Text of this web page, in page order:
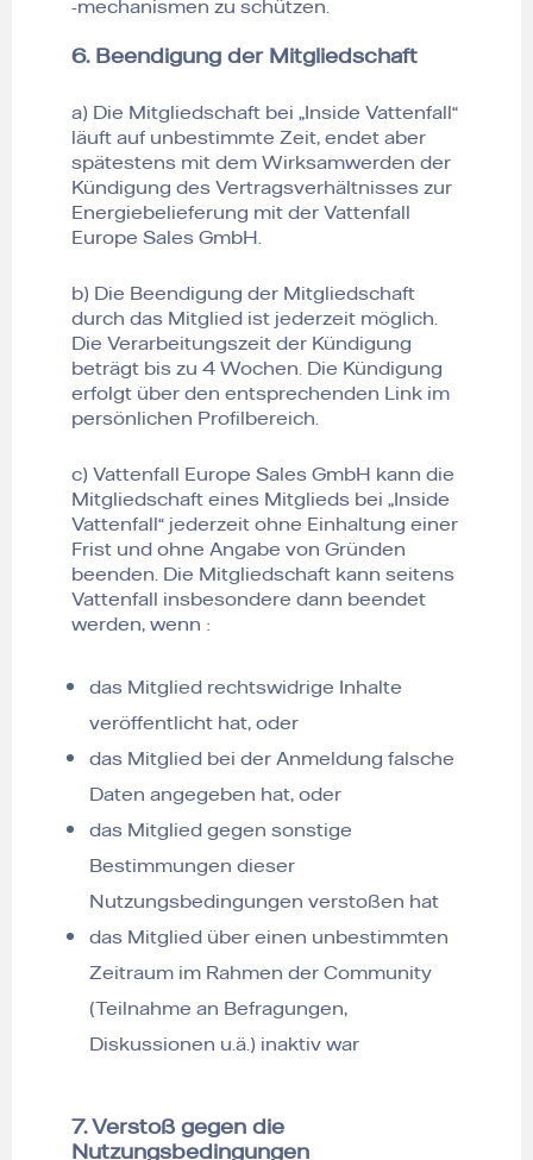
-mechanismen zu schützen.
6. Beendigung der Mitgliedschaft
a) Die Mitgliedschaft bei „Inside Vattenfall“
läuft auf unbestimmte Zeit, endet aber
spätestens mit dem Wirksamwerden der
Kündigung des Vertragsverhältnisses zur
Energiebelieferung mit der Vattenfall
Europe Sales GmbH.
b) Die Beendigung der Mitgliedschaft
durch das Mitglied ist jederzeit möglich.
Die Verarbeitungszeit der Kündigung
beträgt bis zu 4 Wochen. Die Kündigung
erfolgt über den entsprechenden Link im
persönlichen Profilbereich.
c) Vattenfall Europe Sales GmbH kann die
Mitgliedschaft eines Mitglieds bei „Inside
Vattenfall“ jederzeit ohne Einhaltung einer
Frist und ohne Angabe von Gründen
beenden. Die Mitgliedschaft kann seitens
Vattenfall insbesondere dann beendet
werden, wenn :
das Mitglied rechtswidrige Inhalte
veröffentlicht hat, oder
das Mitglied bei der Anmeldung falsche
Daten angegeben hat, oder
das Mitglied gegen sonstige
Bestimmungen dieser
Nutzungsbedingungen verstoßen hat
das Mitglied über einen unbestimmten
Zeitraum im Rahmen der Community
(Teilnahme an Befragungen,
Diskussionen u.ä.) inaktiv war
7. Verstoß gegen die
Nutzungsbedingungen